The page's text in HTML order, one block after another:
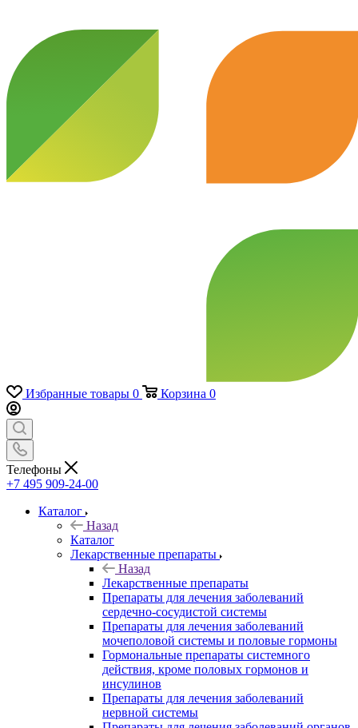
Избранные товары 0 Корзина 0
Телефоны
+7 495 909-24-00
Каталог
Назад
Каталог
Лекарственные препараты
Назад
Лекарственные препараты
Препараты для лечения заболеваний
сердечно-сосудистой системы
Препараты для лечения заболеваний
мочеполовой системы и половые гормоны
Гормональные препараты системного
действия, кроме половых гормонов и
инсулинов
Препараты для лечения заболеваний
нервной системы